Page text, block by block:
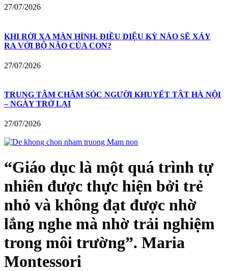
27/07/2026
KHI RỜI XA MÀN HÌNH, ĐIỀU DIỆU KỲ NÀO SẼ XẢY
RA VỚI BỘ NÃO CỦA CON?
27/07/2026
TRUNG TÂM CHĂM SÓC NGƯỜI KHUYẾT TẬT HÀ NỘI
– NGÀY TRỞ LẠI
27/07/2026
“Giáo dục là một quá trình tự
nhiên được thực hiện bởi trẻ
nhỏ và không đạt được nhờ
lắng nghe mà nhờ trải nghiệm
trong môi trường”. Maria
Montessori